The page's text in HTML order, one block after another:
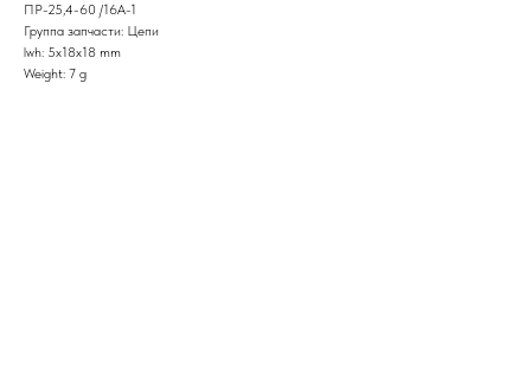
ПР-25,4-60 /16A-1
Группа запчасти: Цепи
lwh: 5x18x18 mm
Weight: 7 g